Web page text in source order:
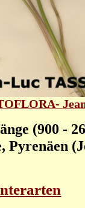
(900 -
Pyrenäen